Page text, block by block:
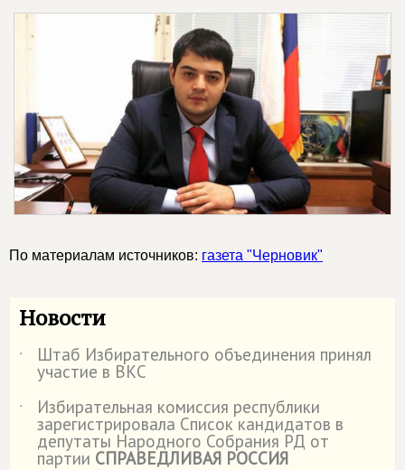
По материалам источников: газета "Черновик"
Новости
˙ Штаб Избирательного объединения принял
участие в ВКС
˙
Избирательная комиссия республики
зарегистрировала Список кандидатов в
депутаты Народного Собрания РД от
партии СПРАВЕДЛИВАЯ РОССИЯ